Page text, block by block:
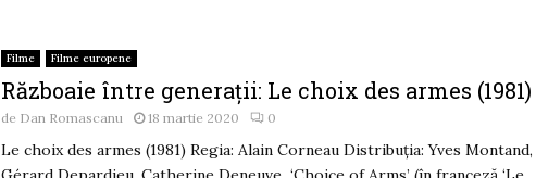
Filme Filme europene
Războaie între generații: Le choix des armes (1981)
de Dan Romascanu 18 martie 2020 0
Le choix des armes (1981) Regia: Alain Corneau Distribuția: Yves Montand,